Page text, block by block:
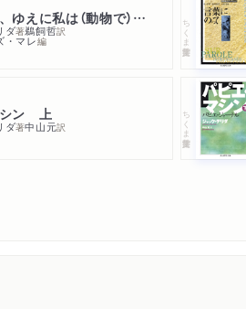
動物を追う、ゆえに私は（動物で）ある
ダ著鵜飼哲訳
・マレ編 ちくま学芸文庫
ン 上
ダ著中山元訳 ちくま学芸文庫